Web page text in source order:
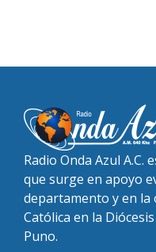
Radio Onda Azul A.C.
que surge en apoyo
departamento y en la
Católica en la
Puno.